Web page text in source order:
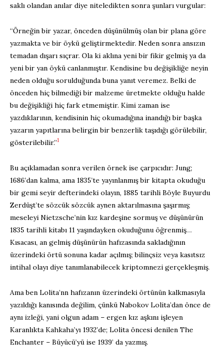
saklı olandan anılar diye niteledikten sonra şunları vurgular:
“Örneğin bir yazar, önceden düşünülmüş olan bir plana göre
yazmakta ve bir öykü geliştirmektedir. Neden sonra ansızın
temadan dışarı sıçrar. Ola ki aklına yeni bir fikir gelmiş ya da
yeni bir yan öykü canlanmıştır. Kendisine bu değişikliğe neyin
neden olduğu sorulduğunda buna yanıt veremez. Belki de
önceden hiç bilmediği bir malzeme üretmekte olduğu halde
bu değişikliği hiç fark etmemiştir. Kimi zaman ise
yazdıklarının, kendisinin hiç okumadığına inandığı bir başka
yazarın yapıtlarına belirgin bir benzerlik taşıdığı görülebilir,
gösterilebilir.”1
Bu açıklamadan sonra verilen örnek ise çarpıcıdır: Jung;
1686’dan kalma, ama 1835’te yayınlanmış bir kitapta okuduğu
bir gemi seyir defterindeki olayın, 1885 tarihli Böyle Buyurdu
Zerdüşt’te sözcük sözcük aynen aktarılmasına şaşırmış;
meseleyi Nietzsche’nin kız kardeşine sormuş ve düşünürün
1835 tarihli kitabı 11 yaşındayken okuduğunu öğrenmiş…
Kısacası, an gelmiş düşünürün hafızasında sakladığının
üzerindeki örtü sonuna kadar açılmış; bilinçsiz veya kasıtsız
intihal olayı diye tanımlanabilecek kriptomnezi gerçekleşmiş.
Ama ben Lolita’nn hafızanın üzerindeki örtünün kalkmasıyla
yazıldığı kanısında değilim, çünkü Nabokov Lolita’dan önce de
aynı izleği, yani olgun adam – ergen kız aşkını işleyen
Karanlıkta Kahkaha’yı 1932’de; Lolita öncesi denilen The
Enchanter – Büyücü’yü ise 1939’ da yazmış.